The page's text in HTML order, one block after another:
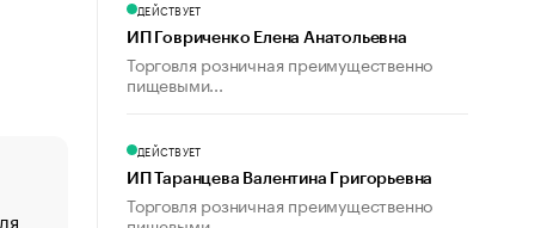
«От спорта тело стареет иначе». Как живет глава
ДЕЙСТВУЕТ
ИП Говриченко Елена Анатольевна
Торговля розничная преимущественно
пищевыми...
ДЕЙСТВУЕТ
ИП Таранцева Валентина Григорьевна
Торговля розничная преимущественно